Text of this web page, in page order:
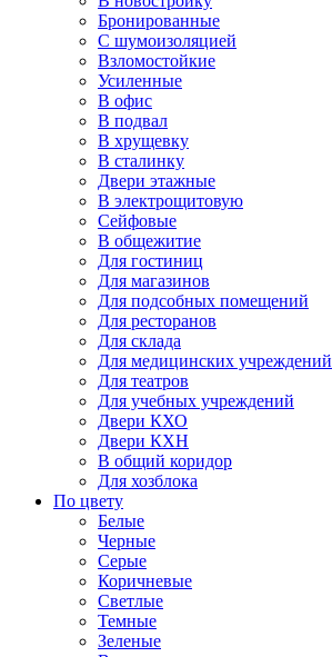
Бронированные
С шумоизоляцией
Взломостойкие
Усиленные
В офис
В подвал
В хрущевку
В сталинку
Двери этажные
В электрощитовую
Сейфовые
В общежитие
Для гостиниц
Для магазинов
Для подсобных помещений
Для ресторанов
Для склада
Для медицинских учреждений
Для театров
Для учебных учреждений
Двери КХО
Двери КХН
В общий коридор
Для хозблока
По цвету
Белые
Черные
Серые
Коричневые
Светлые
Темные
Зеленые